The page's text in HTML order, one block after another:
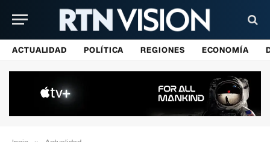
ACTUALIDAD POLÍTICA REGIONES ECONOMÍA